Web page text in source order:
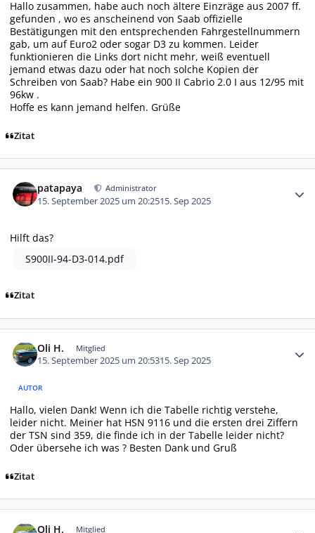
Hallo zusammen, habe auch noch ältere Einzräge aus 2007 ff.
gefunden , wo es anscheinend von Saab offizielle
Bestätigungen mit den entsprechenden Fahrgestellnummern
gab, um auf Euro2 oder sogar D3 zu kommen. Leider
funktionieren die Links dort nicht mehr, weiß eventuell
jemand etwas dazu oder hat noch solche Kopien der
Schreiben von Saab? Habe ein 900 II Cabrio 2.0 I aus 12/95 mit
96kw .
Hoffe es kann jemand helfen. Grüße
Zitat
patapaya Administrator
15. September 2025 um 20:2515. Sep 2025
Hilft das?
S900II-94-D3-014.pdf
Zitat
Oli H. Mitglied
15. September 2025 um 20:5315. Sep 2025
AUTOR
Hallo, vielen Dank! Wenn ich die Tabelle richtig verstehe,
leider nicht. Meiner hat HSN 9116 und die ersten drei Ziffern
der TSN sind 359, die finde ich in der Tabelle leider nicht?
Oder übersehe ich was ? Besten Dank und Gruß
Zitat
Oli H. Mitglied